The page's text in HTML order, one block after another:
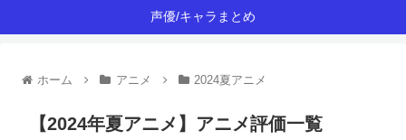
声優/キャラまとめ
ホーム アニメ 2024夏アニメ
【2024年夏アニメ】アニメ評価一覧